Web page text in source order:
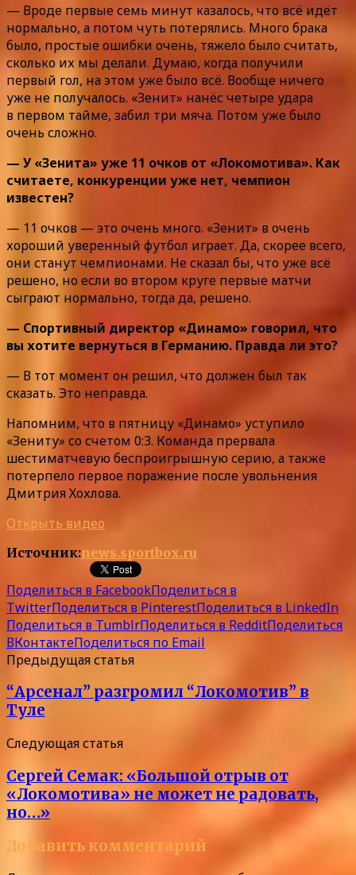
— Вроде первые семь минут казалось, что всё идёт
нормально, а потом чуть потерялись. Много брака
было, простые ошибки очень, тяжело было считать,
сколько их мы делали. Думаю, когда получили
первый гол, на этом уже было всё. Вообще ничего
уже не получалось. «Зенит» нанёс четыре удара
в первом тайме, забил три мяча. Потом уже было
очень сложно.
— У «Зенита» уже 11 очков от «Локомотива». Как
считаете, конкуренции уже нет, чемпион
известен?
— 11 очков — это очень много. «Зенит» в очень
хороший уверенный футбол играет. Да, скорее всего,
они станут чемпионами. Не сказал бы, что уже всё
решено, но если во втором круге первые матчи
сыграют нормально, тогда да, решено.
— Спортивный директор «Динамо» говорил, что
вы хотите вернуться в Германию. Правда ли это?
— В тот момент он решил, что должен был так
сказать. Это неправда.
Напомним, что в пятницу «Динамо» уступило
«Зениту» со счетом 0:3. Команда прервала
шестиматчевую беспроигрышную серию, а также
потерпело первое поражение после увольнения
Дмитрия Хохлова.
Открыть видео
Источник:news.sportbox.ru
Поделиться в FacebookПоделиться в
TwitterПоделиться в PinterestПоделиться в LinkedIn
Поделиться в TumblrПоделиться в RedditПоделиться
ВКонтактеПоделиться по Email
Предыдущая статья
“Арсенал” разгромил “Локомотив” в
Туле
Следующая статья
Сергей Семак: «Большой отрыв от
«Локомотива» не может не радовать,
но…»
Добавить комментарий